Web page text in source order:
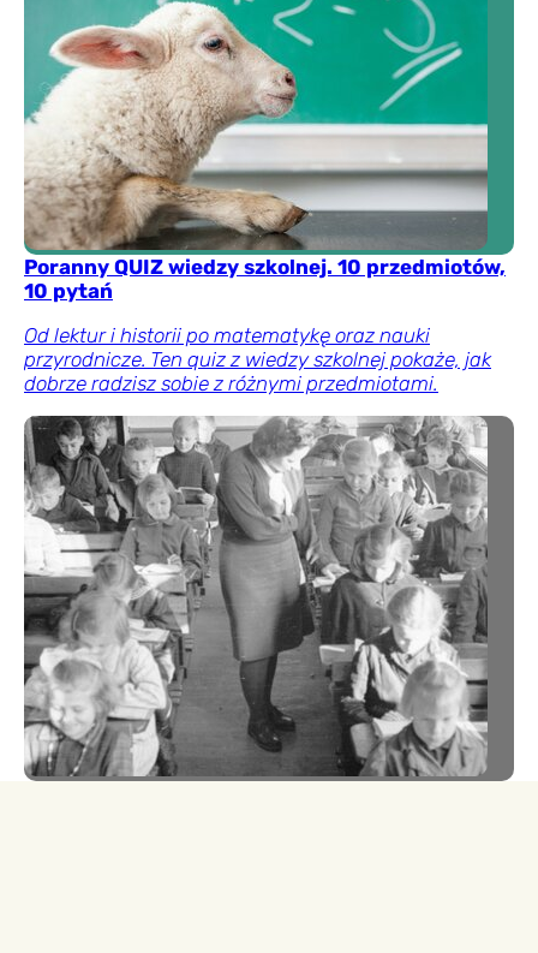
Poranny QUIZ wiedzy szkolnej. 10 przedmiotów,
10 pytań
Od lektur i historii po matematykę oraz nauki
przyrodnicze. Ten quiz z wiedzy szkolnej pokaże, jak
dobrze radzisz sobie z różnymi przedmiotami.